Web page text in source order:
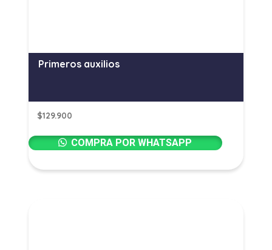
Primeros auxilios
$129.900
COMPRA POR WHATSAPP